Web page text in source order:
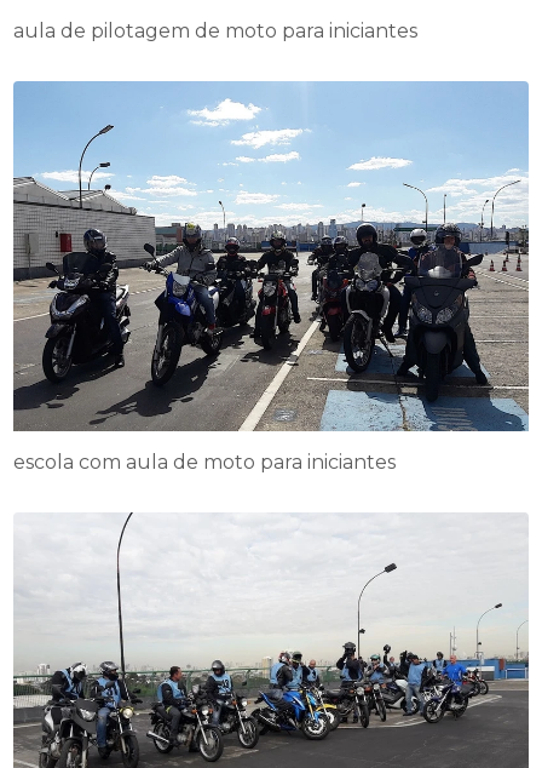
aula de pilotagem de moto para iniciantes
escola com aula de moto para iniciantes